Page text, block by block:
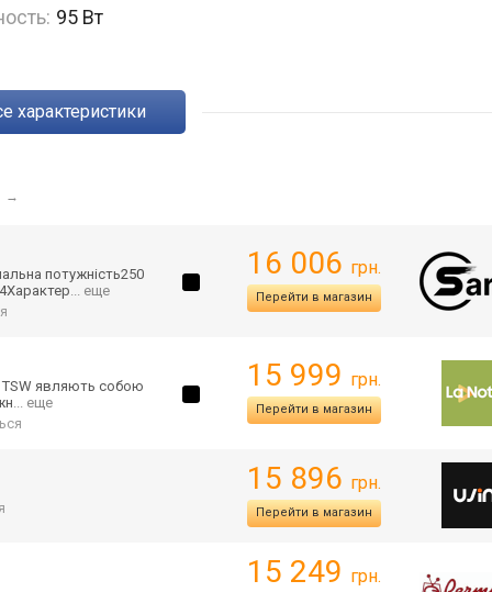
95 Вт
характеристики
→
ьна потужність250
... еще
16 006 грн.
Перейти в магазин
TSW являють собою
... еще
15 999 грн.
Перейти в магазин
15 896 грн.
Перейти в магазин
15 249 грн.